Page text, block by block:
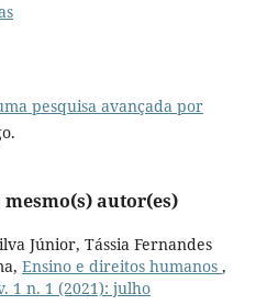
pesquisa avançada por
autor(es)
Júnior, Tássia Fernandes
Ensino e direitos humanos ,
1 n. 1 (2021): julho